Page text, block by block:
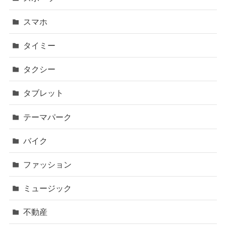
スマホ
タイミー
タクシー
タブレット
テーマパーク
バイク
ファッション
ミュージック
不動産